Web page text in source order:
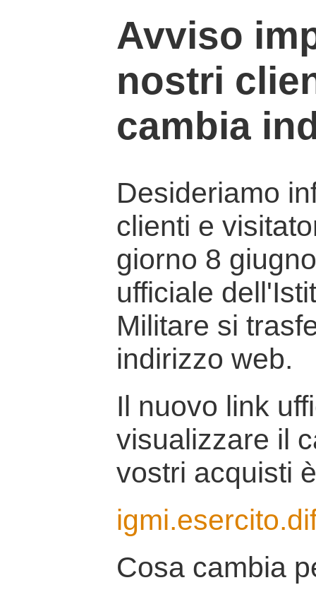
Avviso
nostri
cambia
Desideriamo
clienti e
giorno 8
ufficiale
Militare si
indirizzo web.
Il nuovo link
visualizzare il
vostri acquisti
Cosa cambia